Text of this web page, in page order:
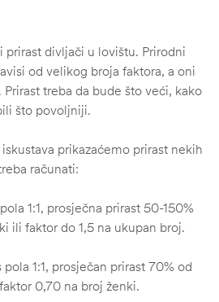
prirast divljači u lovištu. Prirodni
od velikog broja faktora, a oni
treba da bude što veći, kako
što povoljniji.
prikazaćemo prirast nekih
računati:
1:1, prosječna prirast 50-150%
ili faktor do 1,5 na ukupan broj.
1:1, prosječan prirast 70% od
0,70 na broj ženki.